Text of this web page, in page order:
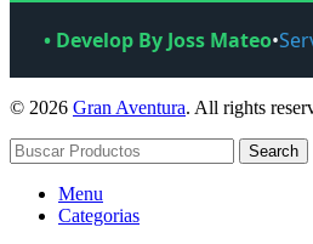
• Develop By Joss Mateo•
© 2026 Gran Aventura. All rights
Search
Menu
Categorias